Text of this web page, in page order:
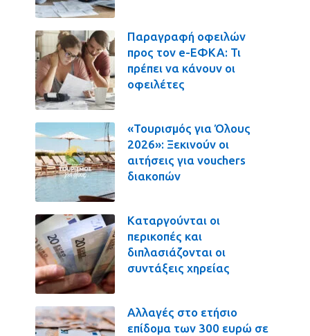
Παραγραφή οφειλών
προς τον e-ΕΦΚΑ: Τι
πρέπει να κάνουν οι
οφειλέτες
«Τουρισμός για Όλους
2026»: Ξεκινούν οι
αιτήσεις για vouchers
διακοπών
Καταργούνται οι
περικοπές και
διπλασιάζονται οι
συντάξεις χηρείας
Αλλαγές στο ετήσιο
επίδομα των 300 ευρώ σε